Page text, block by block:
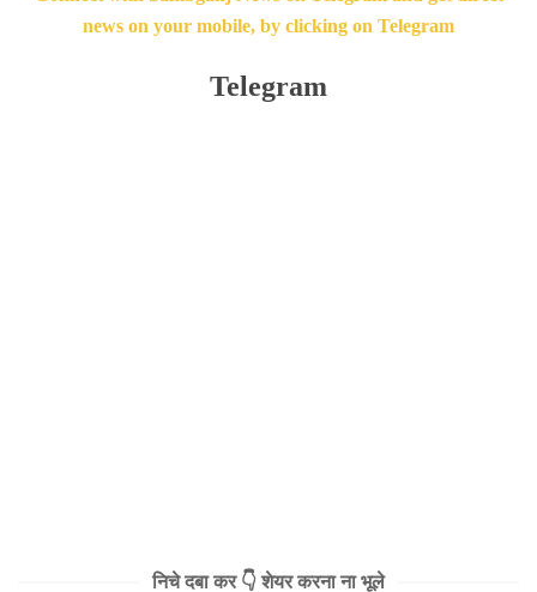
news on your mobile, by clicking on Telegram
Telegram
निचे दबा कर 👇 शेयर करना ना भूले